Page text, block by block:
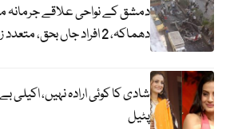
دمشق کے نواحی علاقے
دھماکہ، 2 افراد جاں بحق، متعدد زخمی
شادی کا کوئی ارادہ نہیں،
پٹیل